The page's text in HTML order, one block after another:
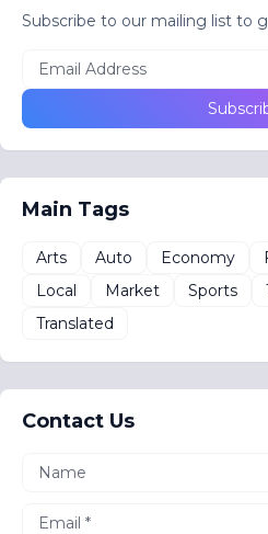
Subscribe to our mailing list to
Main Tags
Arts Auto Economy
Local
Market Sports
Translated
Contact Us